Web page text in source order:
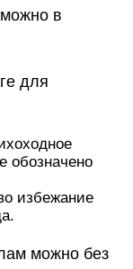
в
для
обозначено
избежание
можно без